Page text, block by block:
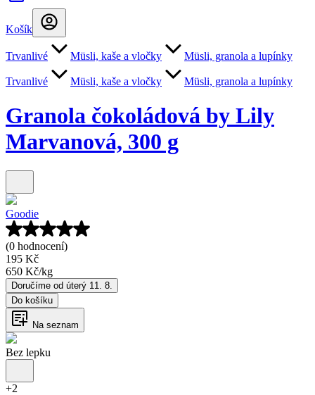
Košík
Trvanlivé Müsli, kaše a vločky Müsli, granola a lupínky
Trvanlivé Müsli, kaše a vločky Müsli, granola a lupínky
Granola čokoládová by Lily
Marvanová, 300 g
Goodie
(0 hodnocení)
195 Kč
650 Kč/kg
Doručíme od úterý 11. 8.
Do košíku
Na seznam
Bez lepku
+2